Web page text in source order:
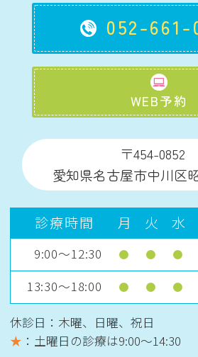
052-661-
WEB予約
〒454-0852
愛知県名古屋市中川区
診療時間 月 火 水
9:00～12:30 ● ● ●
13:30～18:00 ● ● ●
休診日：木曜、日曜、祝日
★ ：土曜日の診療は9:00〜14:30